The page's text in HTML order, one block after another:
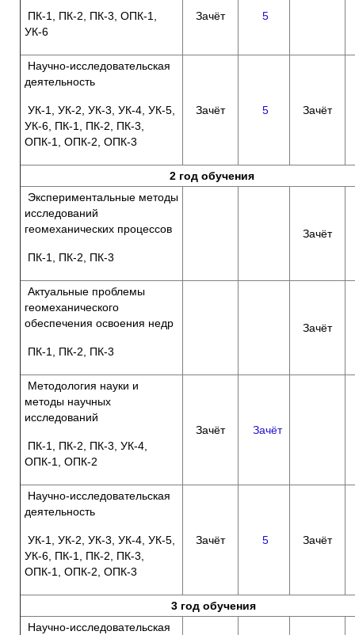
ПК-1, ПК-2, ПК-3, ОПК-1,
УК-6
Зачёт 5
Научно-исследовательская
деятельность
УК-1, УК-2, УК-3, УК-4, УК-5,
УК-6, ПК-1, ПК-2, ПК-3,
ОПК-1, ОПК-2, ОПК-3
Зачёт 5 Зачёт
2 год обучения
Экспериментальные методы
исследований
геомеханических процессов
ПК-1, ПК-2, ПК-3
Зачёт
Актуальные проблемы
геомеханического
обеспечения освоения недр
ПК-1, ПК-2, ПК-3
Зачёт
Методология науки и
методы научных
исследований
ПК-1, ПК-2, ПК-3, УК-4,
ОПК-1, ОПК-2
Зачёт Зачёт
Научно-исследовательская
деятельность
УК-1, УК-2, УК-3, УК-4, УК-5,
УК-6, ПК-1, ПК-2, ПК-3,
ОПК-1, ОПК-2, ОПК-3
Зачёт 5 Зачёт
3 год обучения
Научно-исследовательская